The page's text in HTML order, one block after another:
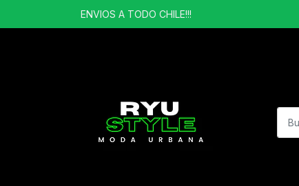
ENVIOS A TODO CHILE!!!